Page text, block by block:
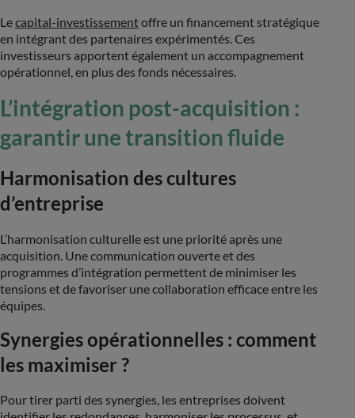
Lecapital-investissementoffre un financement stratégique
en intégrant des partenaires expérimentés. Ces
investisseurs apportent également un accompagnement
opérationnel, en plus des fonds nécessaires​.
L’intégration post-acquisition :
garantir une transition fluide
Harmonisation des cultures
d’entreprise
L’harmonisation culturelle est une priorité après une
acquisition. Une communication ouverte et des
programmes d’intégration permettent de minimiser les
tensions et de favoriser une collaboration efficace entre les
équipes​.
Synergies opérationnelles : comment
les maximiser ?
Pour tirer parti des synergies, les entreprises doivent